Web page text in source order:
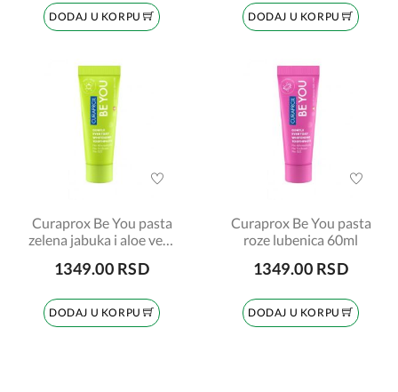
DODAJ U KORPU DODAJ U KORPU
Curaprox Be You pasta
zelena jabuka i aloe vera
1349.00 RSD
DODAJ U KORPU
Curaprox Be You pasta
roze lubenica 60ml
1349.00 RSD
DODAJ U KORPU